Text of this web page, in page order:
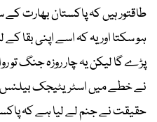
طاقتور ہیں کہ پاکستان بھارت
ہو سکتا اور یہ کہ اسے اپنی بقا کے
پڑے گا لیکن یہ چار روزہ جنگ
نے خطے میں اسٹریٹیجک بیلنس
حقیقت نے جنم لے لیا ہے کہ